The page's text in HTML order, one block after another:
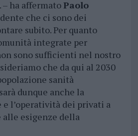
– ha affermatoPaolo
che ci sono dei
subito. Per quanto
integrate per
sono sufficienti nel nostro
che da qui al 2030
sanità
dunque anche la
e l’operatività dei privati a
alle esigenze della